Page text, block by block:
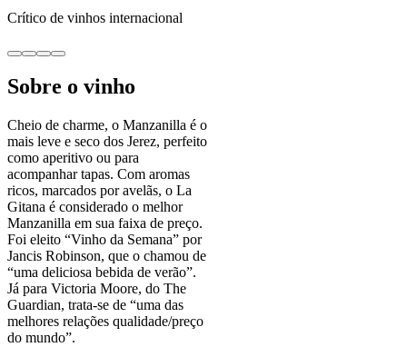
Crítico de vinhos internacional
Sobre o vinho
Cheio de charme, o Manzanilla é o
mais leve e seco dos Jerez, perfeito
como aperitivo ou para
acompanhar tapas. Com aromas
ricos, marcados por avelãs, o La
Gitana é considerado o melhor
Manzanilla em sua faixa de preço.
Foi eleito “Vinho da Semana” por
Jancis Robinson, que o chamou de
“uma deliciosa bebida de verão”.
Já para Victoria Moore, do The
Guardian, trata-se de “uma das
melhores relações qualidade/preço
do mundo”.